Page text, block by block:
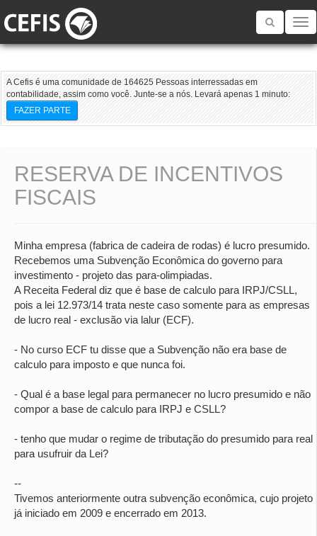
Toggle
A Cefis é uma comunidade de 164625 Pessoas interressadas em
contabilidade, assim como você. Junte-se a nós. Levará apenas 1 minuto:
FAZER PARTE
RESERVA DE INCENTIVOS
FISCAIS
Minha empresa (fabrica de cadeira de rodas) é lucro presumido.
Recebemos uma Subvenção Econômica do governo para
investimento - projeto das para-olimpiadas.
A Receita Federal diz que é base de calculo para IRPJ/CSLL,
pois a lei 12.973/14 trata neste caso somente para as empresas
de lucro real - exclusão via lalur (ECF).
- No curso ECF tu disse que a Subvenção não era base de
calculo para imposto e que nunca foi.
- Qual é a base legal para permanecer no lucro presumido e não
compor a base de calculo para IRPJ e CSLL?
- tenho que mudar o regime de tributação do presumido para real
para usufruir da Lei?
--
Tivemos anteriormente outra subvenção econômica, cujo projeto
já iniciado em 2009 e encerrado em 2013.